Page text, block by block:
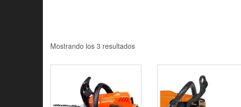
Mostrando los 3 resultados